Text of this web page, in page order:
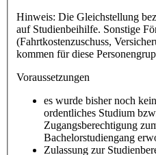
Hinweis: Die Gleichstellung
auf Studienbeihilfe. Sonstige
(Fahrtkostenzuschuss,
kommen für diese
Voraussetzungen
es wurde bisher noch
ordentliches Studium
Zugangsberechtigung
Bachelorstudiengang
Zulassung zur